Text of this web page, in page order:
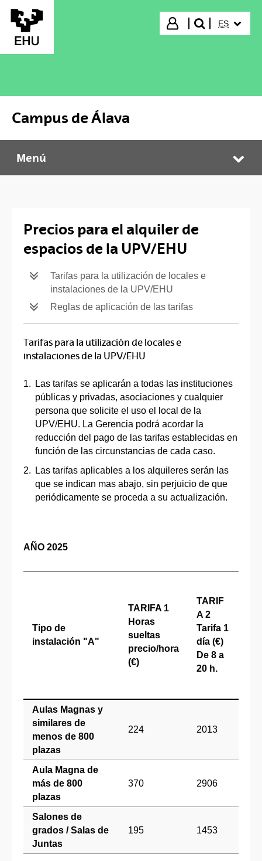
Saltar al contenido principal
Iniciar sesión
buscar"
ES
Campus de Álava
Campus de Álava
Menú
Precios para el alquiler de
espacios de la UPV/EHU
Tarifas para la utilización de locales e
instalaciones de la UPV/EHU
Reglas de aplicación de las tarifas
Tarifas para la utilización de locales e
instalaciones de la UPV/EHU
Las tarifas se aplicarán a todas las instituciones
públicas y privadas, asociaciones y cualquier
persona que solicite el uso el local de la
UPV/EHU. La Gerencia podrá acordar la
reducción del pago de las tarifas establecidas en
función de las circunstancias de cada caso.
Las tarifas aplicables a los alquileres serán las
que se indican mas abajo, sin perjuicio de que
periódicamente se proceda a su actualización.
AÑO 2025
Tipo de
instalación "A"
TARIFA 1
Horas
sueltas
precio/hora
(€)
TARIF
A 2
Tarifa 1
día (€)
De 8 a
20 h.
Aulas Magnas y
similares de
menos de 800
plazas
224 2013
Aula Magna de
más de 800
plazas
370 2906
Salones de
grados / Salas de
Juntas
195 1453